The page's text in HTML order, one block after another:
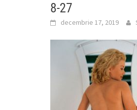
8-27
decembrie 17, 2019